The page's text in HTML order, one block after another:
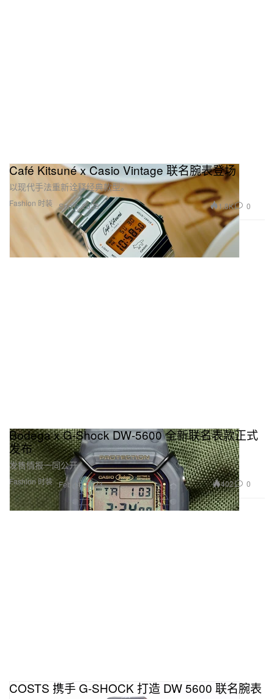
Fashion 时装
Café Kitsuné x Casio Vintage 联名腕表登场
以现代手法重新诠释经典款型。
Sep 6, 2023 1.8K 0
Fashion 时装
Bodega x G-Shock DW-5600 全新联名表款正式
发布
发售情报一同公开。
Feb 11, 2023 402 0
COSTS 携手 G-SHOCK 打造 DW 5600 联名腕表